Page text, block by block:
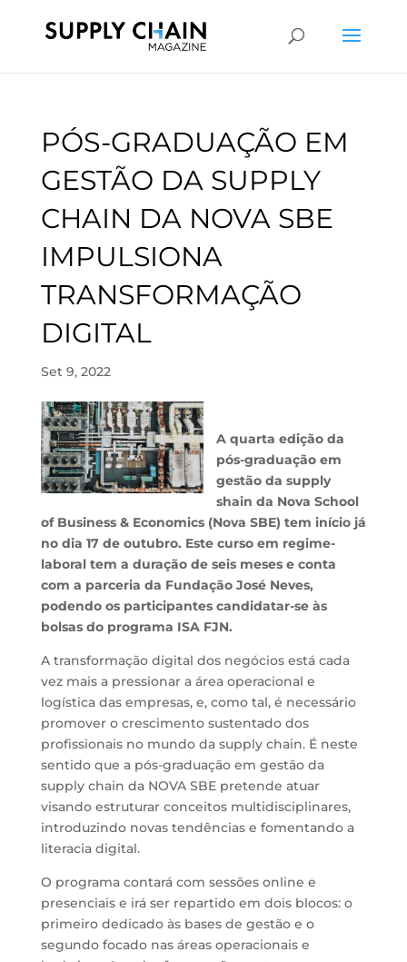
PÓS-GRADUAÇÃO EM
GESTÃO DA SUPPLY
CHAIN DA NOVA SBE
IMPULSIONA
TRANSFORMAÇÃO
DIGITAL
Set 9, 2022
A quarta edição da
pós-graduação em
gestão da supply
shain da Nova School
of Business & Economics (Nova SBE) tem início já
no dia 17 de outubro. Este curso em regime-
laboral tem a duração de seis meses e conta
com a parceria da Fundação José Neves,
podendo os participantes candidatar-se às
bolsas do programa ISA FJN.
A transformação digital dos negócios está cada
vez mais a pressionar a área operacional e
logística das empresas, e, como tal, é necessário
promover o crescimento sustentado dos
profissionais no mundo da supply chain. É neste
sentido que a pós-graduação em gestão da
supply chain da NOVA SBE pretende atuar
visando estruturar conceitos multidisciplinares,
introduzindo novas tendências e fomentando a
literacia digital.
O programa contará com sessões online e
presenciais e irá ser repartido em dois blocos: o
primeiro dedicado às bases de gestão e o
segundo focado nas áreas operacionais e